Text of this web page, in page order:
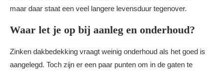
maar daar staat een veel langere levensduur tegenover.
Waar let je op bij aanleg en onderhoud?
Zinken dakbedekking vraagt weinig onderhoud als het goed is
aangelegd. Toch zijn er een paar punten om in de gaten te